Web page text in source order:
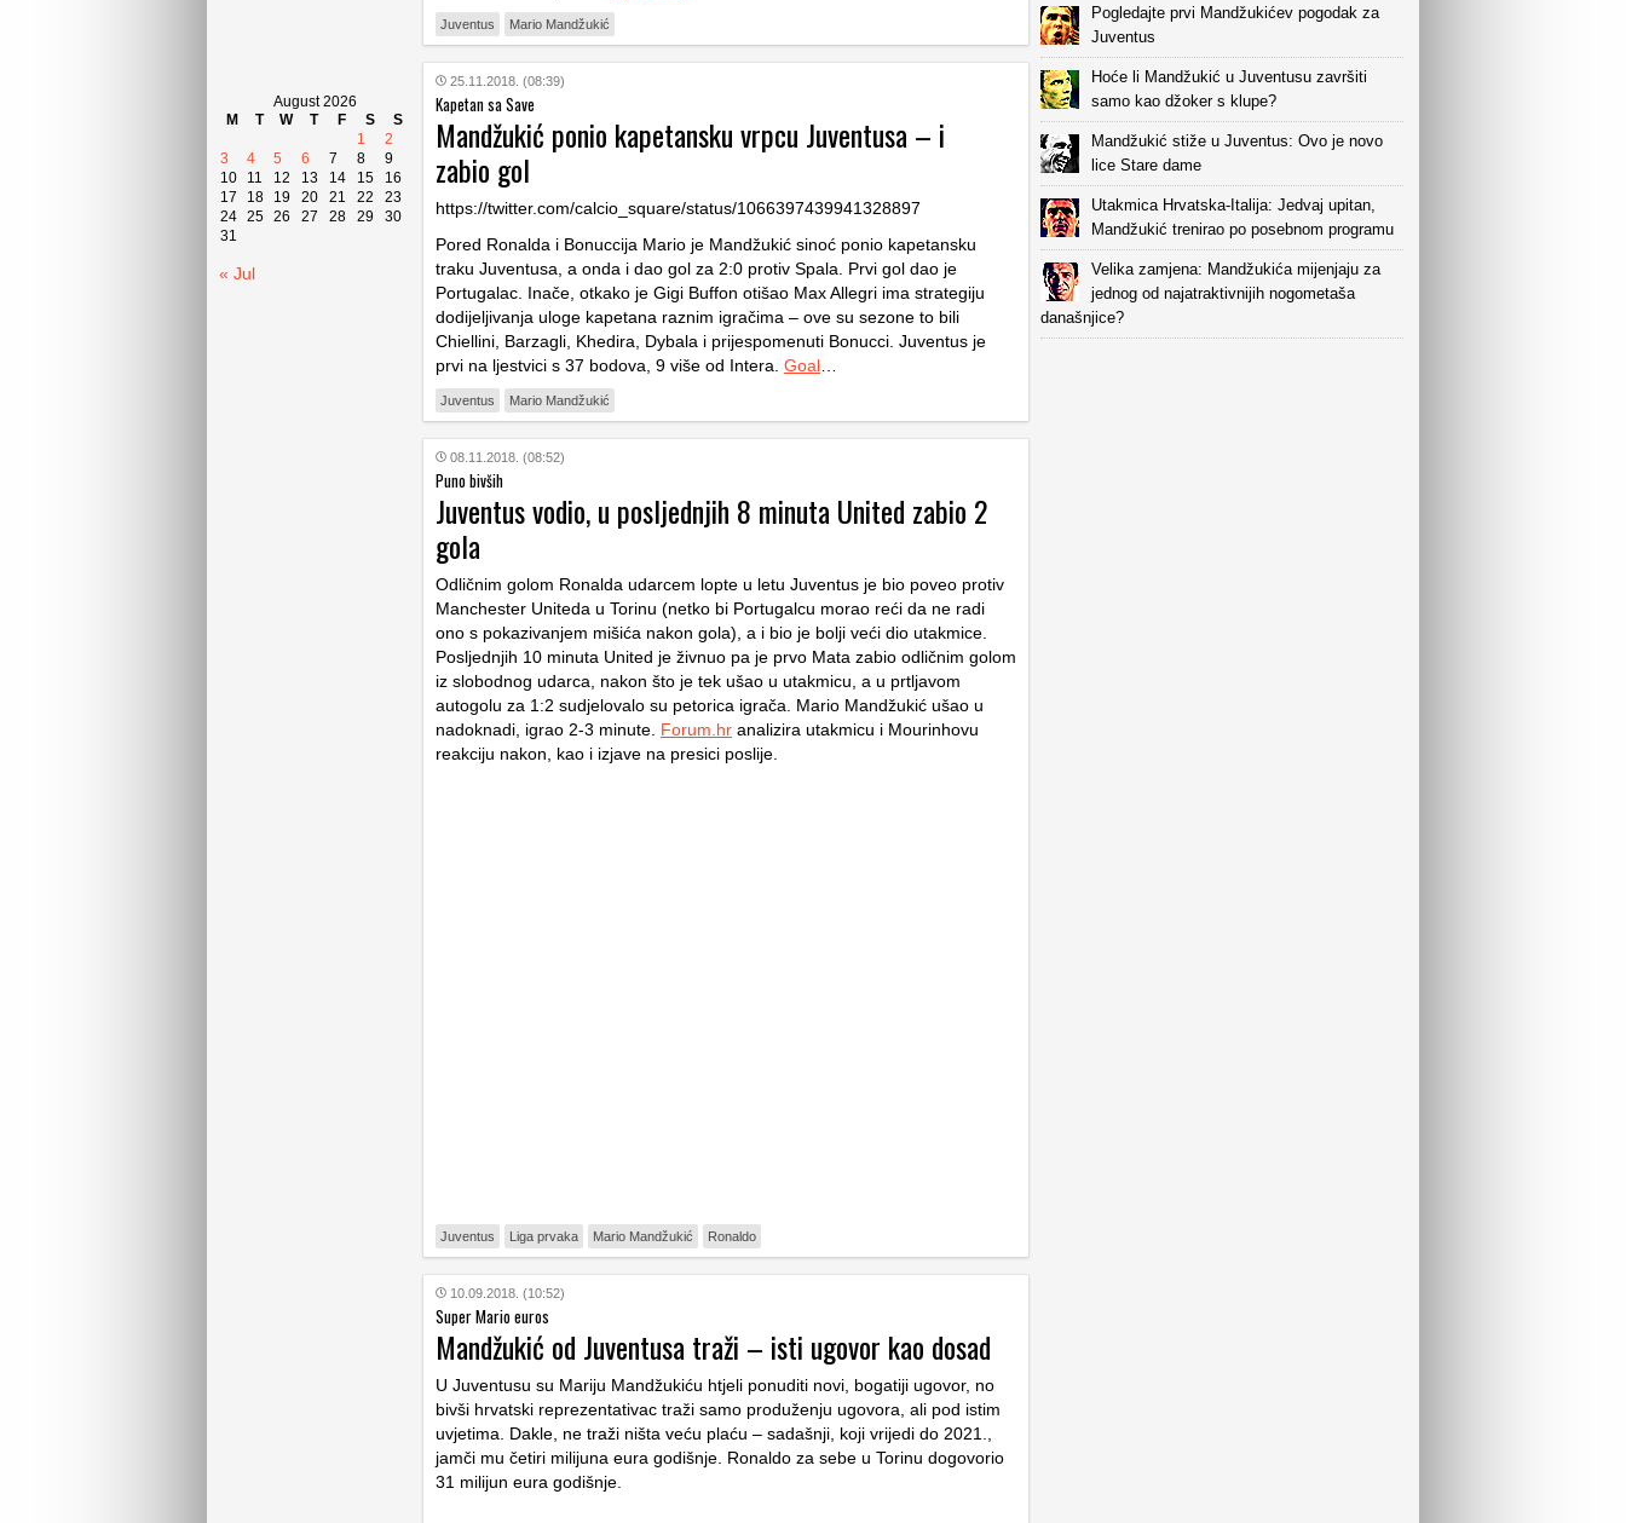
August 2026
M
T W T F S
S
1
2
3
4 5 6 7 8
9
10
11 12 13 14 15
16
17
18 19 20 21 22
23
24 25 26 27 28 29
30
31
« Jul
Juventus Mario Mandžukić
25.11.2018. (08:39)
Kapetan sa Save
Mandžukić ponio kapetansku vrpcu Juventusa – i
zabio gol
https://twitter.com/calcio_square/status/1066397439941328897
Pored Ronalda i Bonuccija Mario je Mandžukić sinoć ponio kapetansku
traku Juventusa, a onda i dao gol za 2:0 protiv Spala. Prvi gol dao je
Portugalac. Inače, otkako je Gigi Buffon otišao Max Allegri ima strategiju
dodijeljivanja uloge kapetana raznim igračima – ove su sezone to bili
Chiellini, Barzagli, Khedira, Dybala i prijespomenuti Bonucci. Juventus je
prvi na ljestvici s 37 bodova, 9 više od Intera. Goal
Juventus Mario Mandžukić
08.11.2018. (08:52)
Puno bivših
Juventus vodio, u posljednjih 8 minuta United zabio 2
gola
Odličnim golom Ronalda udarcem lopte u letu Juventus je bio poveo protiv
Manchester Uniteda u Torinu (netko bi Portugalcu morao reći da ne radi
ono s pokazivanjem mišića nakon gola), a i bio je bolji veći dio utakmice.
Posljednjih 10 minuta United je živnuo pa je prvo Mata zabio odličnim golom
iz slobodnog udarca, nakon što je tek ušao u utakmicu, a u prtljavom
autogolu za 1:2 sudjelovalo su petorica igrača. Mario Mandžukić ušao u
nadoknadi, igrao 2-3 minute. Forum.hr analizira utakmicu i Mourinhovu
reakciju nakon, kao i izjave na presici poslije.
Juventus Liga prvaka Mario Mandžukić Ronaldo
10.09.2018. (10:52)
Super Mario euros
Mandžukić od Juventusa traži – isti ugovor kao dosad
U Juventusu su Mariju Mandžukiću htjeli ponuditi novi, bogatiji ugovor, no
bivši hrvatski reprezentativac traži samo produženju ugovora, ali pod istim
uvjetima. Dakle, ne traži ništa veću plaću – sadašnji, koji vrijedi do 2021.,
jamči mu četiri milijuna eura godišnje. Ronaldo za sebe u Torinu dogovorio
31 milijun eura godišnje.
Pogledajte prvi Mandžukićev pogodak za
Juventus
Hoće li Mandžukić u Juventusu završiti
samo kao džoker s klupe?
Mandžukić stiže u Juventus: Ovo je novo
lice Stare dame
Utakmica Hrvatska-Italija: Jedvaj upitan,
Mandžukić trenirao po posebnom programu
Velika zamjena: Mandžukića mijenjaju za
jednog od najatraktivnijih nogometaša
današnjice?